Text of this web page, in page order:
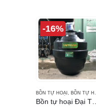
-16%
BỒN TỰ HOẠI BỒN TỰ HOẠI ĐẠI THÀNH